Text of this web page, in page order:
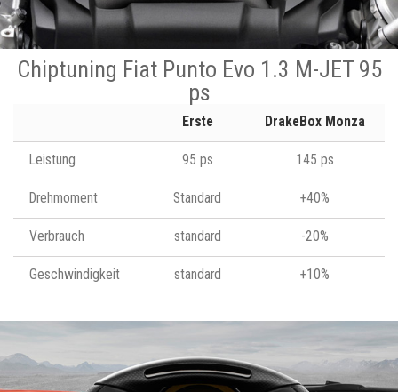
Chiptuning Fiat Punto Evo 1.3 M-JET 95
ps
Erste DrakeBox Monza
Leistung 95 ps 145 ps
Drehmoment Standard +40%
Verbrauch standard -20%
Geschwindigkeit standard +10%